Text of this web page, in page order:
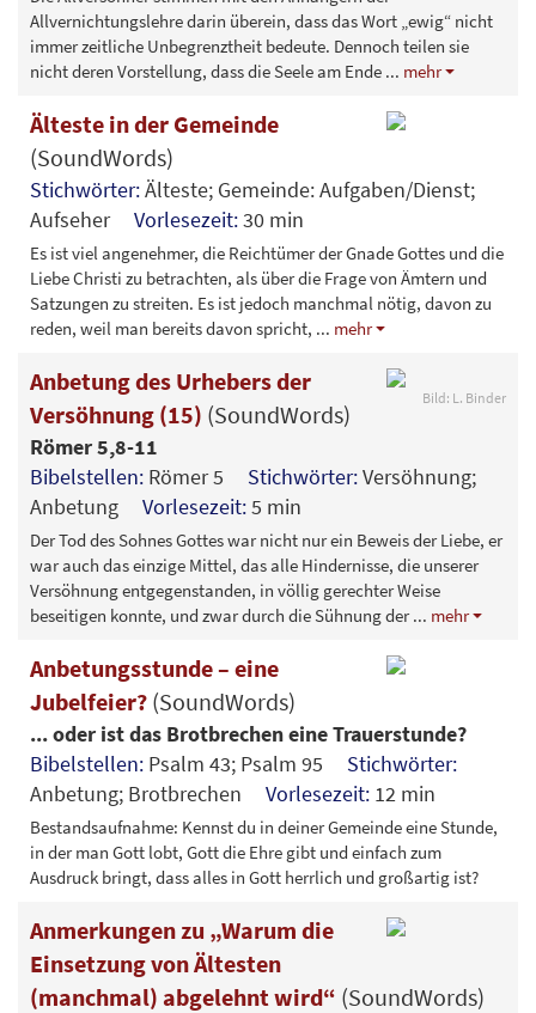
Allvernichtungslehre darin überein, dass das Wort „ewig“ nicht
immer zeitliche Unbegrenztheit bedeute. Dennoch teilen sie
nicht deren Vorstellung, dass die Seele am Ende ... mehr
Älteste in der Gemeinde
(SoundWords)
Stichwörter:Älteste; Gemeinde: Aufgaben/Dienst;
Aufseher Vorlesezeit:30 min
Es ist viel angenehmer, die Reichtümer der Gnade Gottes und die
Liebe Christi zu betrachten, als über die Frage von Ämtern und
Satzungen zu streiten. Es ist jedoch manchmal nötig, davon zu
reden, weil man bereits davon spricht, ... mehr
Bild: L. Binder
Anbetung des Urhebers der
Versöhnung (15) (SoundWords)
Römer 5,8-11
Bibelstellen: Römer 5 Stichwörter:Versöhnung;
Anbetung Vorlesezeit:5 min
Der Tod des Sohnes Gottes war nicht nur ein Beweis der Liebe, er
war auch das einzige Mittel, das alle Hindernisse, die unserer
Versöhnung entgegenstanden, in völlig gerechter Weise
beseitigen konnte, und zwar durch die Sühnung der... mehr
Anbetungsstunde – eine
Jubelfeier? (SoundWords)
... oder ist das Brotbrechen eine Trauerstunde?
Bibelstellen: Psalm 43; Psalm 95 Stichwörter:
Anbetung; Brotbrechen Vorlesezeit: 12 min
Bestandsaufnahme: Kennst du in deiner Gemeinde eine Stunde,
in der man Gott lobt, Gott die Ehre gibt und einfach zum
Ausdruck bringt, dass alles in Gott herrlich und großartig ist?
Anmerkungen zu „Warum die
Einsetzung von Ältesten
(manchmal) abgelehnt wird“ (SoundWords)